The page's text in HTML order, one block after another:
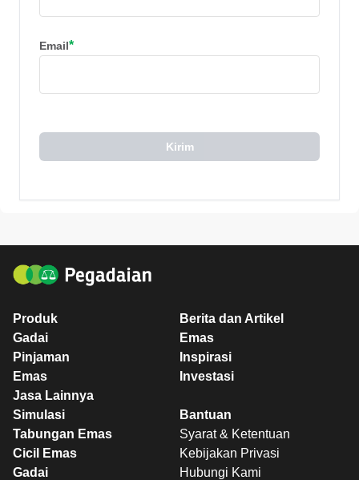
Email*
Kirim
Produk
Gadai
Pinjaman
Emas
Jasa Lainnya
Berita dan Artikel
Emas
Inspirasi
Investasi
Simulasi
Tabungan Emas
Cicil Emas
Gadai
Bantuan
Syarat & Ketentuan
Kebijakan Privasi
Hubungi Kami